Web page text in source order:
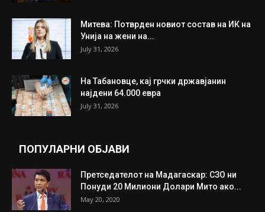
Митева: Потврден новиот состав на ИК на
Унија на жени на...
July 31, 2026
На Табановце, кај грчки државјанин
најдени 64.000 евра
July 31, 2026
ПОПУЛАРНИ ОБЈАВИ
Претседателот на Мадагаскар: СЗО ни
Понуди 20 Милиони Долари Мито ако...
May 20, 2020